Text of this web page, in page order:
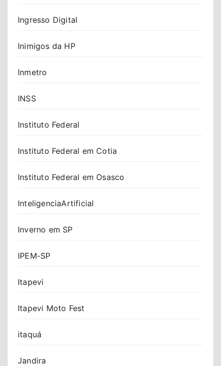
Ingresso Digital
Inimigos da HP
Inmetro
INSS
Instituto Federal
Instituto Federal em Cotia
Instituto Federal em Osasco
InteligenciaArtificial
Inverno em SP
IPEM-SP
Itapevi
Itapevi Moto Fest
itaquá
Jandira